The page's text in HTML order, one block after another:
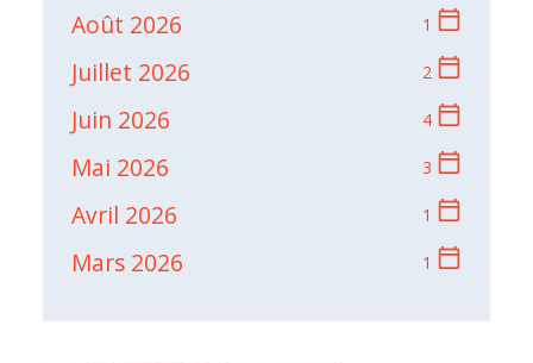
Août 2026 1 calendar_today
Juillet 2026 2 calendar_today
Juin 2026 4 calendar_today
Mai 2026 3 calendar_today
Avril 2026 1 calendar_today
Mars 2026 1 calendar_today